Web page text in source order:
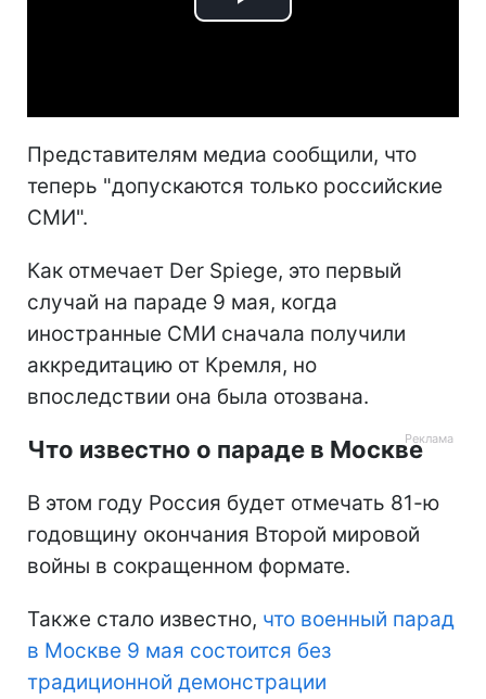
Play
Представителям медиа сообщили, что
теперь "допускаются только российские
СМИ".
Как отмечает Der Spiege, это первый
случай на параде 9 мая, когда
иностранные СМИ сначала получили
аккредитацию от Кремля, но
впоследствии она была отозвана.
Что известно о параде в Москве
В этом году Россия будет отмечать 81-ю
годовщину окончания Второй мировой
войны в сокращенном формате.
Также стало известно, что военный парад
в Москве 9 мая состоится без
традиционной демонстрации